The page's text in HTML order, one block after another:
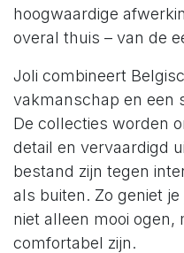
hoogwaardige
overal thuis – van de
Joli combineert
vakmanschap en een
De collecties worden
detail en vervaardigd
bestand zijn tegen
als buiten. Zo geniet
niet alleen mooi ogen,
comfortabel zijn.